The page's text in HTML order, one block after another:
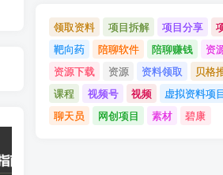
领取资料 项目拆解 项目分享
靶向药
陪聊软件 陪聊赚钱
资
资源下载
资源 资料领取
贝格
课程
视频号 视频
虚拟资料项
聊天员
网创项目 素材 碧康